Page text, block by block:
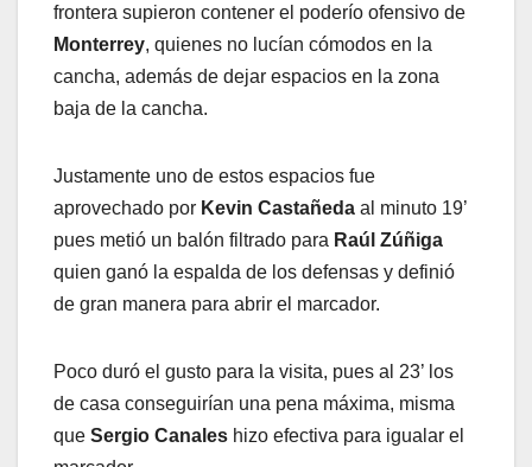
frontera supieron contener el poderío ofensivo de
Monterrey, quienes no lucían cómodos en la
cancha, además de dejar espacios en la zona
baja de la cancha.
Justamente uno de estos espacios fue
aprovechado por Kevin Castañeda al minuto 19’
pues metió un balón filtrado para Raúl Zúñiga
quien ganó la espalda de los defensas y definió
de gran manera para abrir el marcador.
Poco duró el gusto para la visita, pues al 23’ los
de casa conseguirían una pena máxima, misma
que Sergio Canales hizo efectiva para igualar el